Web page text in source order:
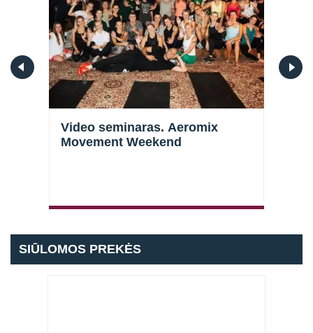
Video seminaras. Aeromix
Movement Weekend
SIŪLOMOS PREKĖS